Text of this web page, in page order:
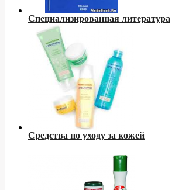
Специализированная литература
Средства по уходу за кожей